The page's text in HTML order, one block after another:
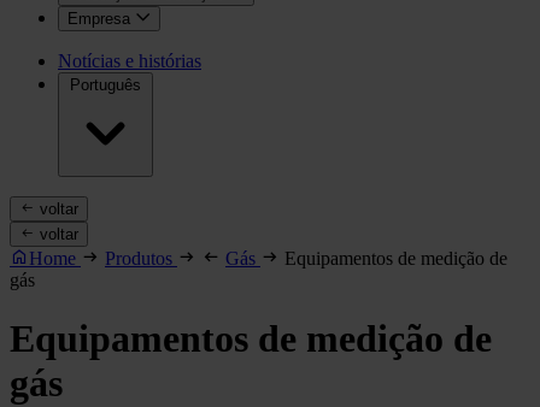
Empresa
Notícias e histórias
Português
voltar
voltar
Home Produtos Gás
Equipamentos de medição de
gás
Equipamentos de medição de
gás